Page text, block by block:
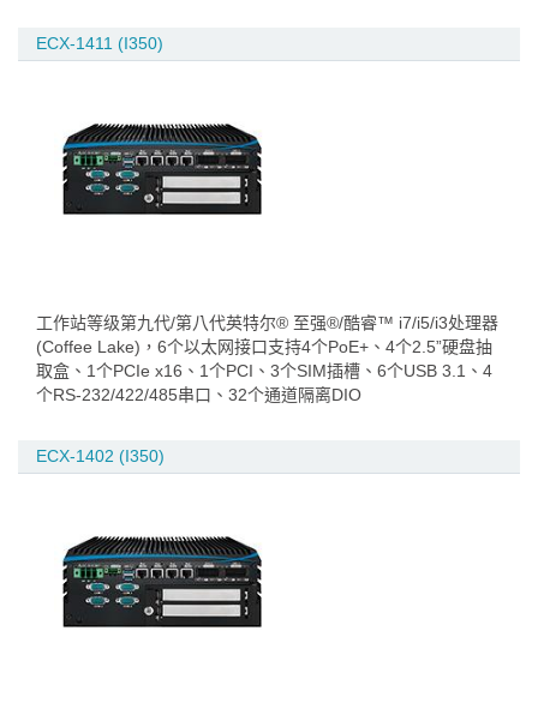
ECX-1411 (I350)
工作站等级第九代/第八代英特尔® 至强®/酷睿™ i7/i5/i3处理器
(Coffee Lake)，6个以太网接口支持4个PoE+、4个2.5”硬盘抽
取盒、1个PCIe x16、1个PCI、3个SIM插槽、6个USB 3.1、4
个RS-232/422/485串口、32个通道隔离DIO
ECX-1402 (I350)